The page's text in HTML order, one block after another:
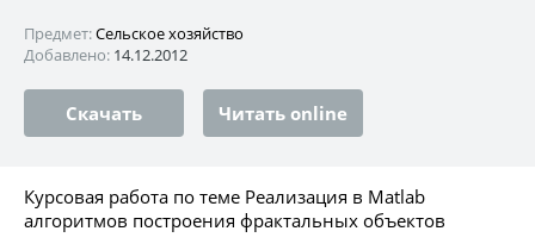
Предмет:Сельское хозяйство
Добавлено: 14.12.2012
Скачать Читать online
Курсовая работа по теме Реализация в Matlab
алгоритмов построения фрактальных объектов